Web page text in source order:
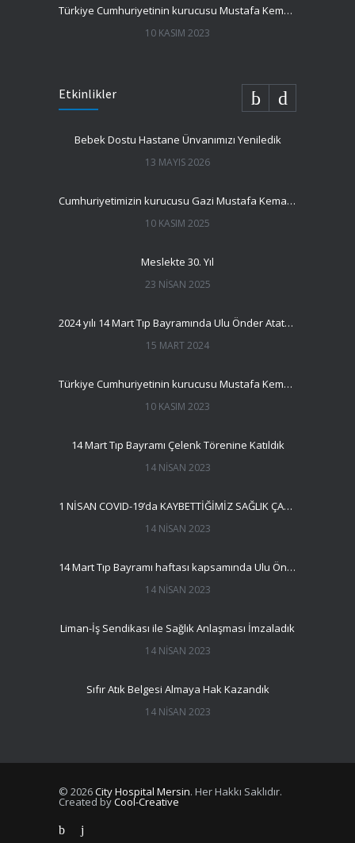
Türkiye Cumhuriyetinin kurucusu Mustafa Kemal ATATÜRK’ün, aramızdan ayrılışının 85. Yıldönümünde 21. yüzyılın büyük liderini anmak için bir araya geldik.
10 KASIM 2023
Etkinlikler
Bebek Dostu Hastane Ünvanımızı Yeniledik
13 MAYIS 2026
Cumhuriyetimizin kurucusu Gazi Mustafa Kemal Atatürk’ü saygı ve minnetle anmak için bir aradayız.
10 KASIM 2025
Meslekte 30. Yıl
23 NISAN 2025
2024 yılı 14 Mart Tıp Bayramında Ulu Önder Atatürk’ün huzurunda idik
15 MART 2024
Türkiye Cumhuriyetinin kurucusu Mustafa Kemal ATATÜRK’ün, aramızdan ayrılışının 85. Yıldönümünde 21. yüzyılın büyük liderini anmak için bir araya geldik.
10 KASIM 2023
14 Mart Tıp Bayramı Çelenk Törenine Katıldık
14 NISAN 2023
1 NİSAN COVID-19’da KAYBETTİĞİMİZ SAĞLIK ÇALIŞANLARINI ANMA GÜNÜ
14 NISAN 2023
14 Mart Tıp Bayramı haftası kapsamında Ulu Önder Atatürk’ün huzuruna Çelenk koyma törenimizi yaptık.
14 NISAN 2023
Liman-İş Sendikası ile Sağlık Anlaşması İmzaladık
14 NISAN 2023
Sıfır Atık Belgesi Almaya Hak Kazandık
14 NISAN 2023
© 2026City Hospital Mersin. Her Hakkı Saklıdır.
Created byCool-Creative